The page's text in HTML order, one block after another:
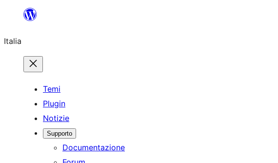
contenuto
Italia
Temi
Plugin
Notizie
Supporto
Documentazione